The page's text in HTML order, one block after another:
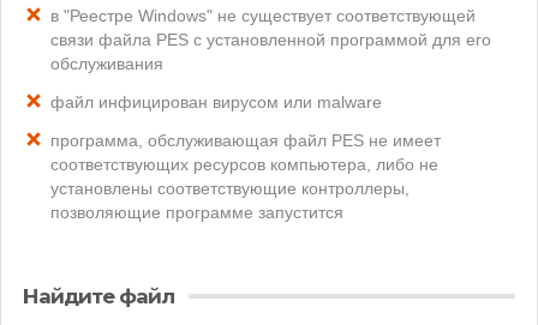
в "Реестре Windows" не существует соответствующей
связи файла PES с установленной программой для его
обслуживания
файл инфицирован вирусом или malware
программа, обслуживающая файл PES не имеет
соответствующих ресурсов компьютера, либо не
установлены соответствующие контроллеры,
позволяющие программе запустится
Найдите файл